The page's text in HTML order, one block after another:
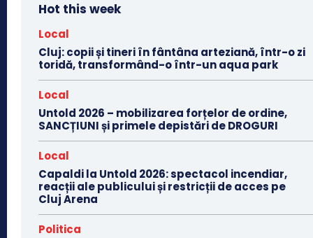
Hot this week
Local
Cluj: copii și tineri în fântâna arteziană, într-o zi
toridă, transformând-o într-un aqua park
Local
Untold 2026 – mobilizarea forțelor de ordine,
SANCȚIUNI și primele depistări de DROGURI
Local
Capaldi la Untold 2026: spectacol incendiar,
reacții ale publicului și restricții de acces pe
Cluj Arena
Politica